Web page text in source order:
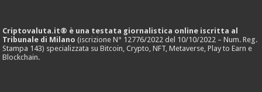
Criptovaluta.it® è una testata giornalistica online iscritta al
Tribunale di Milano (iscrizione N° 12776/2022 del 10/10/2022 – Num. Reg.
Stampa 143) specializzata su Bitcoin, Crypto, NFT, Metaverse, Play to Earn e
Blockchain.